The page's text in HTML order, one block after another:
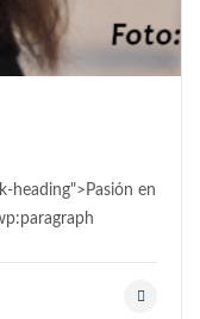
heading">Pasión en